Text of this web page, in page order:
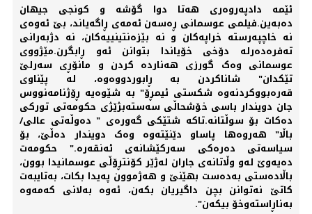
ئێمە دادپەروەری هەتا دوا گۆشە و کونجی جیهان
دەبەین.فیلمی عوسمانی ڕەسەن ئەمەی ڕاگەیاند، بێ ئەوەی
نە خاچپەرستە خراپەکان و نە بێزەنتینییەکان، نە دژبەرانی
تەفرەدەرلە دۆخی خۆیاندا بتوانن ئەو ڕابگرن.مێژووی
عوسمانی وەک گورزی هەناردە کردن و مانۆڕی سەرلێ
تێکدان" شاناکردن بە ڕابوردووەوە، لە پێناوی
قەرەبووکردنەوە شکستی ئیمڕۆ" بە شێوەیە ڕۆژنامەنووس
جان دویندار باسی خۆشحاڵی سەستەبژێژی حکومەتی تورکی
دەکات بۆ سوڵتانە.تاکە شتێکی گەورەی " دەوڵەتی عالی/
باڵا" هەروەها پاساو دێنێتەوە وەک دویندار دەڵێ، بۆ
سیاسەتی دەرەکی سەرکێشانەی ئەنقەرە." حکومەت
دەیەوێ لەو وڵاتانەی جاران لەژێر کۆنتڕۆڵی عوسمانیدا بوون،
باڵادەستی بەدەست بهێنێ و هەژموون پەیدا بکات، بەتایبەت
کاتێ نەتوانن بچن داگیریان بکەن، ئەوە بەلانی کەمەوە
بەناڕاستەوخۆ بیکەن".